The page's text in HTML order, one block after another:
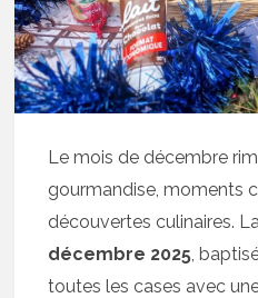
Le mois de décembre
gourmandise, moments
découvertes culinaires.
décembre 2025,
toutes les cases avec